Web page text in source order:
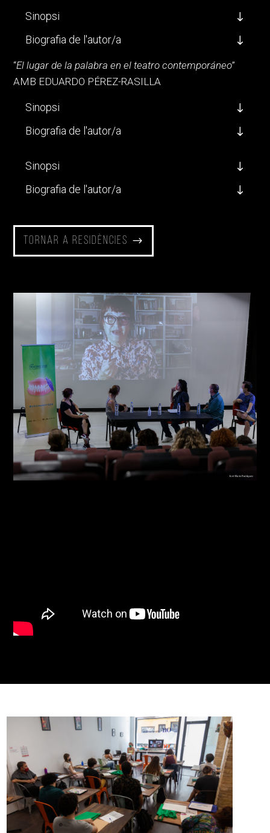
Sinopsi
Biografia de l'autor/a
“El lugar de la palabra en el teatro contemporáneo”
AMB EDUARDO PÉREZ-RASILLA
Sinopsi
Biografia de l'autor/a
Sinopsi
Biografia de l'autor/a
Tornar a residències